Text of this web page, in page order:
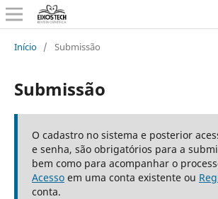
Início / Submissão
Submissão
O cadastro no sistema e posterior
e senha, são obrigatórios para a
bem como para acompanhar o
Acessoem uma conta existente ou
conta.